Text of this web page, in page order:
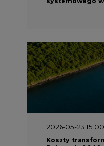
Koszty
Polsce do 2040
wnioski